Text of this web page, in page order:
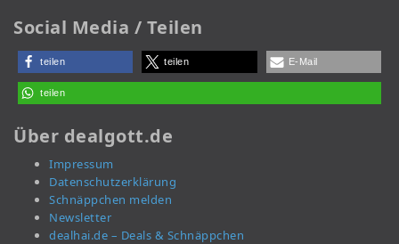
Social Media / Teilen
teilen teilen E-Mail
teilen
Über dealgott.de
Impressum
Datenschutzerklärung
Schnäppchen melden
Newsletter
dealhai.de – Deals & Schnäppchen